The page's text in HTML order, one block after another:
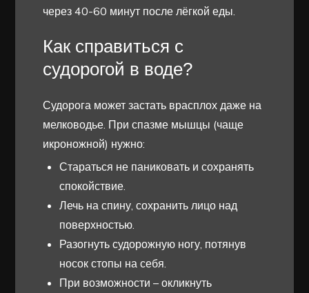
через 40-60 минут после лёгкой еды.
Как справиться с
судорогой в воде?
Судорога может застать врасплох даже на
мелководье. При спазме мышцы (чаще
икроножной) нужно:
Стараться не паниковать и сохранять
спокойствие.
Лечь на спину, сохранить лицо над
поверхностью.
Разогнуть судорожную ногу, потянув
носок стопы на себя.
При возможности – окликнуть